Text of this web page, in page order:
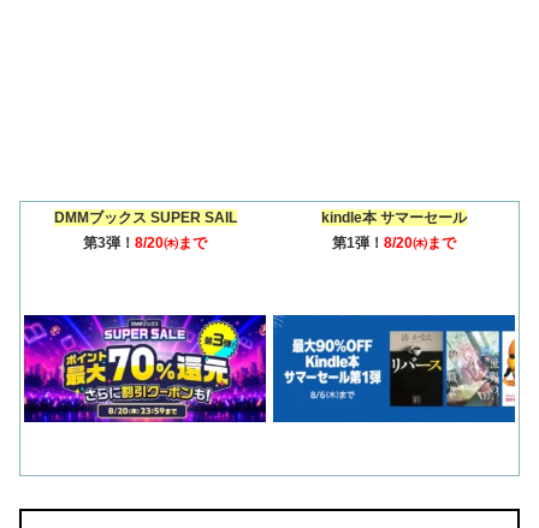
DMMブックス SUPER SAIL
第3弾！ 8/20㈭まで
kindle本 サマーセール
第1弾！ 8/20㈭まで